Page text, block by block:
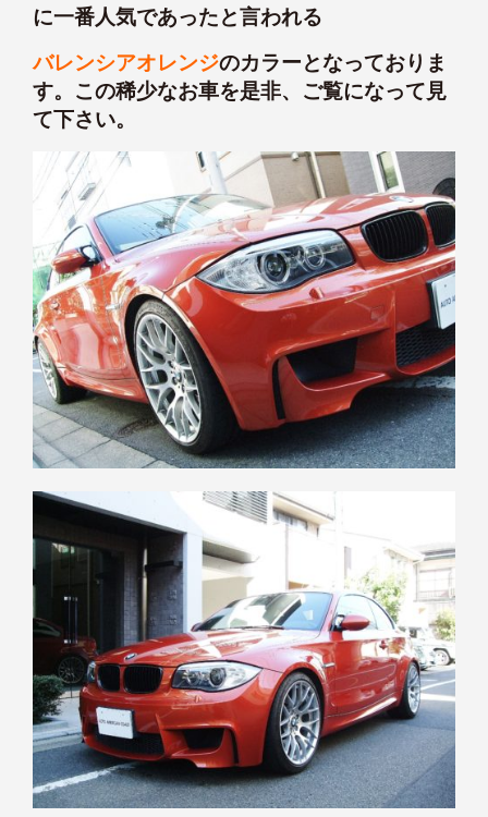
に一番人気であったと言われる
バレンシアオレンジのカラーとなっておりま
す。この稀少なお車を是非、ご覧になって見
て下さい。